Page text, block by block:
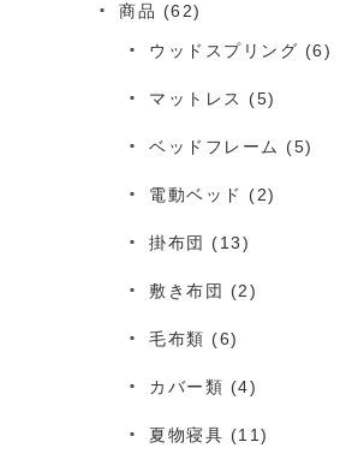
商品 (62)
ウッドスプリング (6)
マットレス (5)
ベッドフレーム (5)
電動ベッド (2)
掛布団 (13)
敷き布団 (2)
毛布類 (6)
カバー類 (4)
夏物寝具 (11)